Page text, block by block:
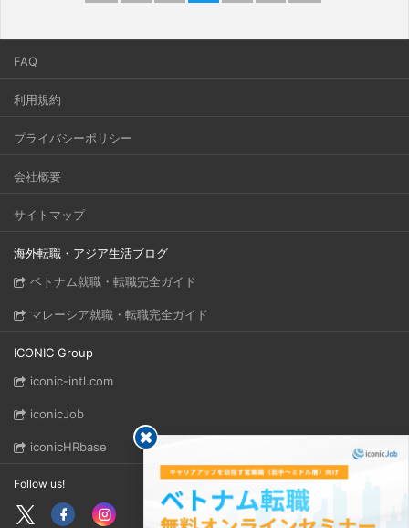
FAQ
利用規約
プライバシーポリシー
会社概要
サイトマップ
海外転職・アジア生活ブログ
ベトナム就職・転職完全ガイド
マレーシア就職・転職完全ガイド
ICONIC Group
iconic-intl.com
iconicJob
iconicHRbase
Follow us!